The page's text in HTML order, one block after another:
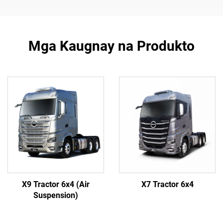
Mga Kaugnay na Produkto
X9 Tractor 6x4 (Air
Suspension)
X7 Tractor 6x4